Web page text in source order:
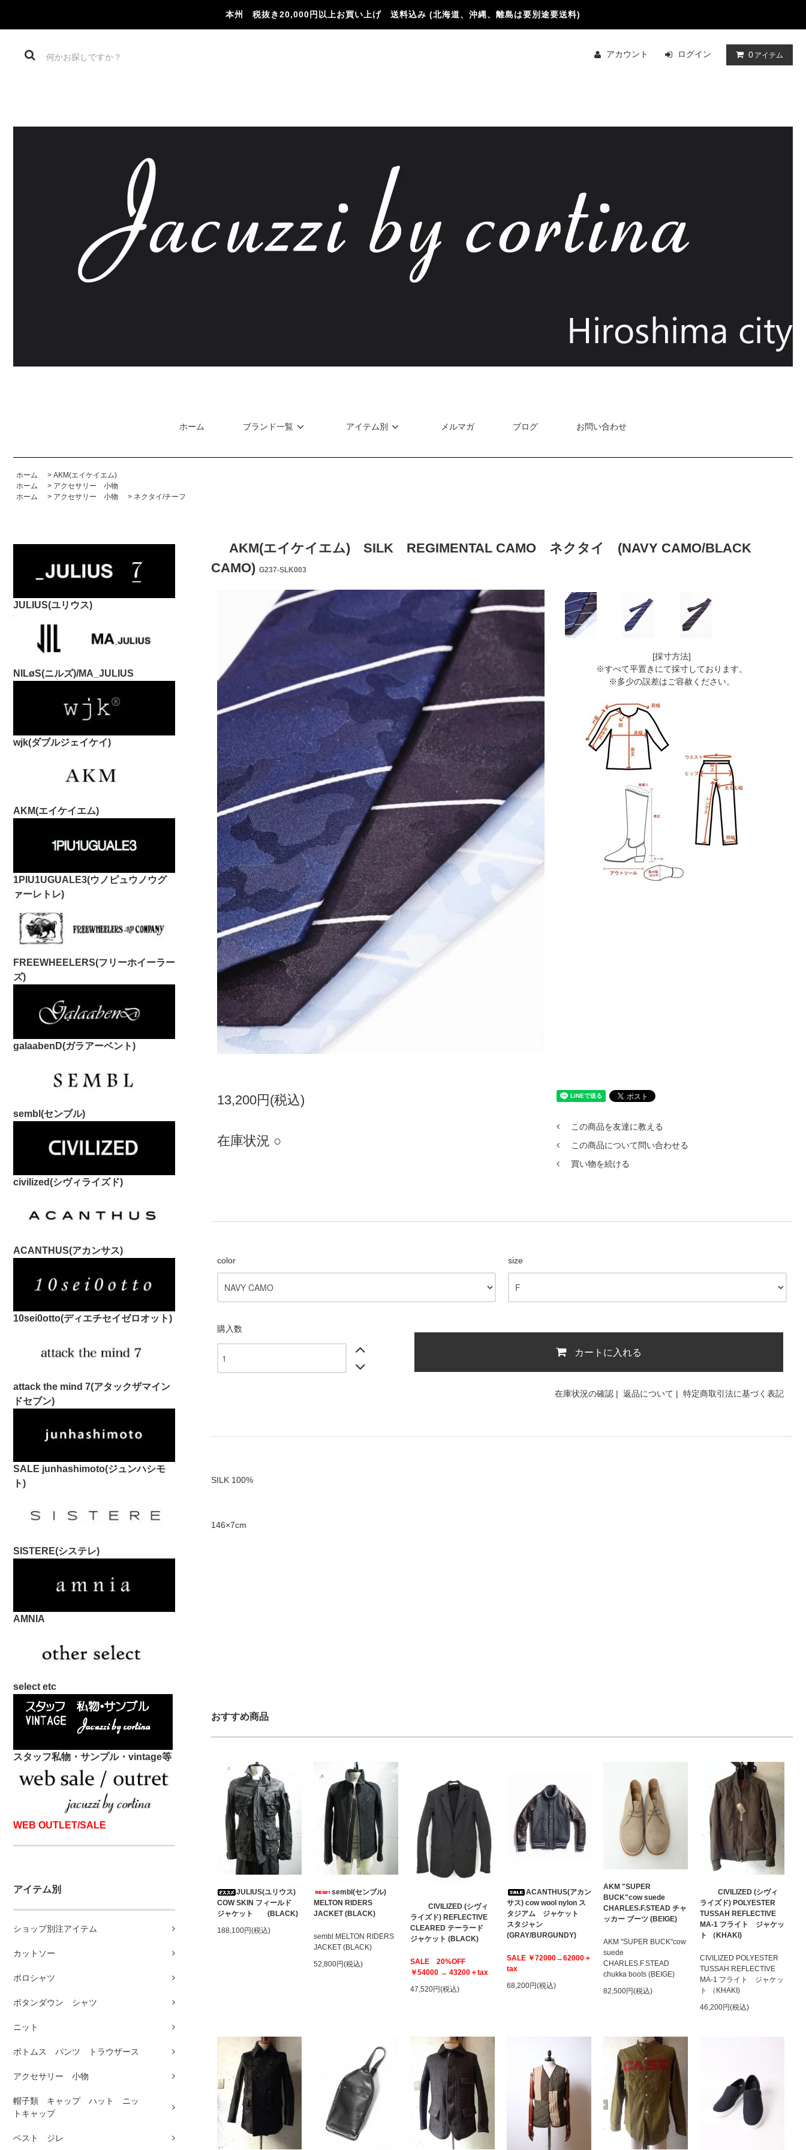
本州 税抜き20,000円以上お買い上げ 送料込み (北海道、沖縄、離島は要別途要送料)
アカウント ログイン 0 アイテム
ホーム ブランド一覧 アイテム別 メルマガ ブログ お問い合わせ
ホーム > AKM(エイケイエム)
ホーム
> アクセサリー 小物
ホーム
> アクセサリー 小物 > ネクタイ/チーフ
JULIUS(ユリウス)
NILøS(ニルズ)/MA_JULIUS
wjk(ダブルジェイケイ)
AKM(エイケイエム)
1PIU1UGUALE3(ウノピュウノウグ
ァーレトレ)
FREEWHEELERS(フリーホイーラー
ズ)
galaabenD(ガラアーベント)
sembl(センブル)
civilized(シヴィライズド)
ACANTHUS(アカンサス)
10sei0otto(ディエチセイゼロオット)
attack the mind 7(アタックザマイン
ドセブン)
SALE junhashimoto(ジュンハシモ
ト)
SISTERE(システレ)
AMNIA
select etc
スタッフ私物・サンプル・vintage等
WEB OUTLET/SALE
アイテム別
ショップ別注アイテム
カットソー
ポロシャツ
ボタンダウン シャツ
ニット
ボトムス パンツ トラウザース
アクセサリー 小物
帽子類 キャップ ハット ニッ
トキャップ
ベスト ジレ
AKM(エイケイエム) SILK REGIMENTAL CAMO ネクタイ (NAVY CAMO/BLACK
CAMO) G237-SLK003
[採寸方法]
※すべて平置きにて採寸しております。
※多少の誤差はご容赦ください。
13,200円(税込)
在庫状況 ○
この商品を友達に教える
この商品について問い合わせる
買い物を続ける
color size
購入数
カートに入れる
在庫状況の確認 | 返品について | 特定商取引法に基づく表記
SILK 100%
146×7cm
おすすめ商品
JULIUS(ユリウス)
COW SKIN フィールド
ジャケット (BLACK)
188,100円(税込)
sembl(センブル)
MELTON RIDERS
JACKET (BLACK)
sembl MELTON RIDERS
JACKET (BLACK)
52,800円(税込)
CIVILIZED (シヴィ
ライズド) REFLECTIVE
CLEARED テーラード
ジャケット (BLACK)
SALE 20%OFF
￥54000 → 43200＋tax
47,520円(税込)
ACANTHUS(アカン
サス) cow wool nylon ス
タジアム ジャケット
スタジャン
(GRAY/BURGUNDY)
SALE ￥72000→62000＋
tax
68,200円(税込)
AKM "SUPER
BUCK"cow suede
CHARLES.F.STEAD チャ
ッカー ブーツ (BEIGE)
AKM "SUPER BUCK"cow
suede
CHARLES.F.STEAD
chukka boots (BEIGE)
82,500円(税込)
CIVILIZED (シヴィ
ライズド) POLYESTER
TUSSAH REFLECTIVE
MA-1 フライト ジャケッ
ト （KHAKI)
CIVILIZED POLYESTER
TUSSAH REFLECTIVE
MA-1 フライト ジャケッ
ト （KHAKI)
46,200円(税込)